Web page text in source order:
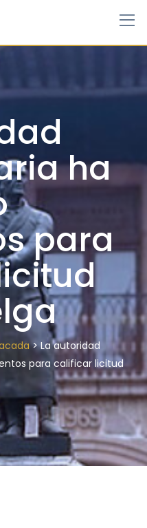
ha
para
>La autoridad
para calificar licitud